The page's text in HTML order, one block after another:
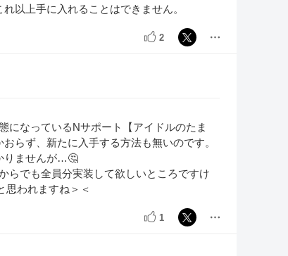
以上手に入れることはできません。
2
になっているNサポート【アイドルのたま
らず、新たに入手する方法も無いのです。
りませんが…🤔
らでも全員分実装して欲しいところですけ
思われますね＞＜
1